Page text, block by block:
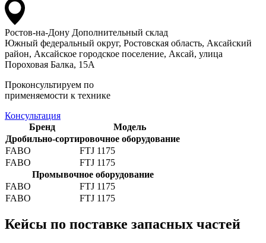
Ростов-на-Дону Дополнительный склад
Южный федеральный округ, Ростовская область, Аксайский
район, Аксайское городское поселение, Аксай, улица
Пороховая Балка, 15А
Проконсультируем по
применяемости к технике
Консультация
Бренд
Модель
Дробильно-сортировочное оборудование
FABO
FTJ 1175
FABO
FTJ 1175
Промывочное оборудование
FABO
FTJ 1175
FABO
FTJ 1175
Кейсы по поставке запасных частей